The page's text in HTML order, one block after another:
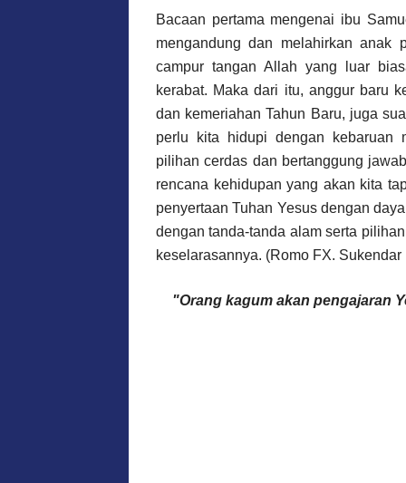
Bacaan pertama mengenai ibu
mengandung dan melahirkan
campur tangan Allah yang luar
kerabat. Maka dari itu, anggur baru
dan kemeriahan Tahun Baru, juga
perlu kita hidupi dengan kebaruan
pilihan cerdas dan bertanggung
rencana kehidupan yang akan kita
penyertaan Tuhan Yesus dengan
dengan tanda-tanda alam serta
keselarasannya. (Romo FX.
"Orang kagum akan pengajaran